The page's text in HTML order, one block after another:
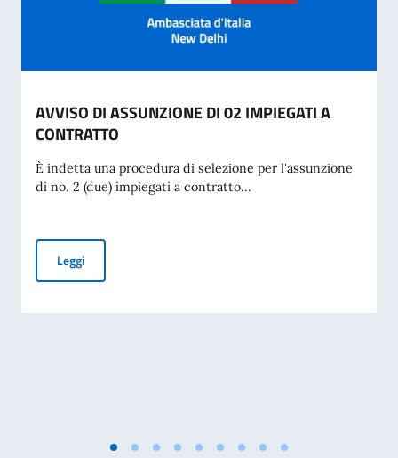
AVVISO DI ASSUNZIONE DI 02 IMPIEGATI A
CONTRATTO
È indetta una procedura di selezione per l'assunzione
di no. 2 (due) impiegati a contratto...
LeggiAVVISO DI ASSUNZIONE DI 02 IMPIEGATI A CONTRATTO